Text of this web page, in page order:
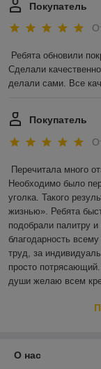
Покупатель
Ребята обновили
Сделали
делали сами. Все
Покупатель
Перечитала много
Необходимо было
уголка. Такого
жизнью». Ребята
подобрали палитру
благодарность
труд, за
просто
души желаю всем
О нас